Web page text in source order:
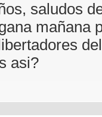
saludos
mañana
asi?